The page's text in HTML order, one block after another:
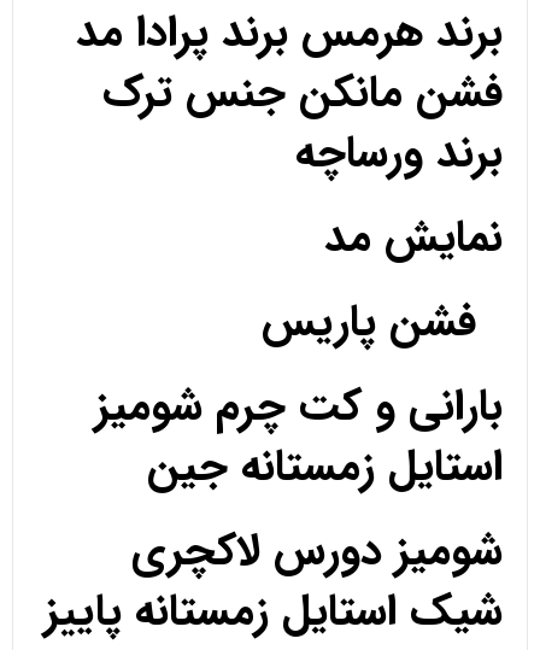
برند هرمس برند پرادا مد
فشن مانکن جنس ترک
برند ورساچه
نمایش مد
فشن پاریس
بارانی و کت چرم شومیز
استایل زمستانه جین
شومیز دورس لاکچری
شیک استایل زمستانه پاییز